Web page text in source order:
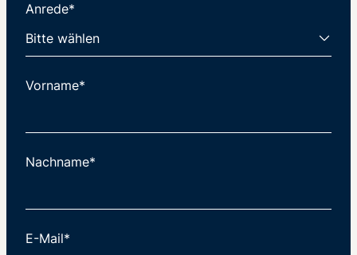
Anrede*
Vorname*
Nachname*
E-Mail*